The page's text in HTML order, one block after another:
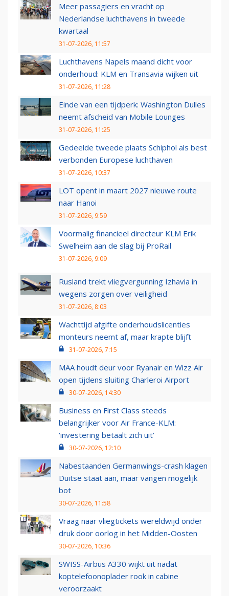
Meer passagiers en vracht op
Nederlandse luchthavens in tweede
kwartaal
31-07-2026, 11:57
Luchthavens Napels maand dicht voor
onderhoud: KLM en Transavia wijken uit
31-07-2026, 11:28
Einde van een tijdperk: Washington Dulles
neemt afscheid van Mobile Lounges
31-07-2026, 11:25
Gedeelde tweede plaats Schiphol als best
verbonden Europese luchthaven
31-07-2026, 10:37
LOT opent in maart 2027 nieuwe route
naar Hanoi
31-07-2026, 9:59
Voormalig financieel directeur KLM Erik
Swelheim aan de slag bij ProRail
31-07-2026, 9:09
Rusland trekt vliegvergunning Izhavia in
wegens zorgen over veiligheid
31-07-2026, 8:03
Wachttijd afgifte onderhoudslicenties
monteurs neemt af, maar krapte blijft
31-07-2026, 7:15
MAA houdt deur voor Ryanair en Wizz Air
open tijdens sluiting Charleroi Airport
30-07-2026, 14:30
Business en First Class steeds
belangrijker voor Air France-KLM:
‘investering betaalt zich uit’
30-07-2026, 12:10
Nabestaanden Germanwings-crash klagen
Duitse staat aan, maar vangen mogelijk
bot
30-07-2026, 11:58
Vraag naar vliegtickets wereldwijd onder
druk door oorlog in het Midden-Oosten
30-07-2026, 10:36
SWISS-Airbus A330 wijkt uit nadat
koptelefoonoplader rook in cabine
veroorzaakt